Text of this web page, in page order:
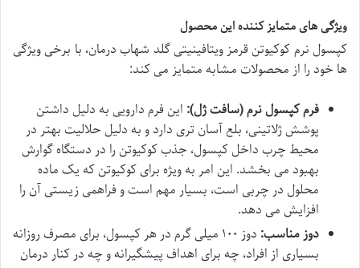
ویژگی های متمایز کننده این محصول
کپسول نرم کوکیوتن قرمز ویتافینیتی گلد شهاب درمان، با برخی ویژگی
ها خود را از محصولات مشابه متمایز می کند:
فرم کپسول نرم (سافت ژل): این فرم دارویی به دلیل داشتن
پوشش ژلاتینی، بلع آسان تری دارد و به دلیل حلالیت بهتر در
محیط چرب داخل کپسول، جذب کوکیوتن را در دستگاه گوارش
بهبود می بخشد. این امر به ویژه برای کوکیوتن که یک ماده
محلول در چربی است، بسیار مهم است و فراهمی زیستی آن را
افزایش می دهد.
دوز مناسب:
دوز ۱۰۰ میلی گرم در هر کپسول، برای مصرف روزانه
بسیاری از افراد، چه برای اهداف پیشگیرانه و چه در کنار درمان